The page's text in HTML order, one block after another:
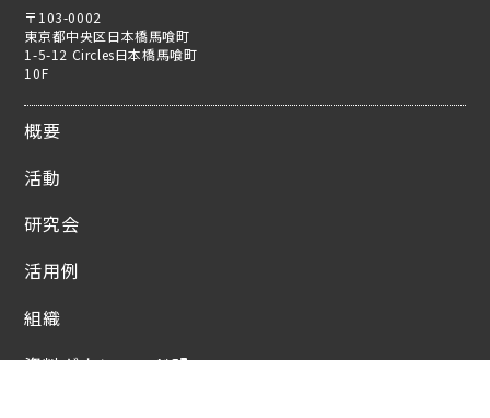
〒103-0002
東京都中央区日本橋馬喰町
1-5-12 Circles日本橋馬喰町
10F
概要
活動
研究会
活用例
組織
資料ダウンロード